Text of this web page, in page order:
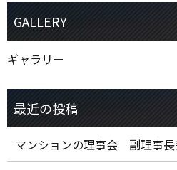
ギャラリー
マンションの理事会 副理事長